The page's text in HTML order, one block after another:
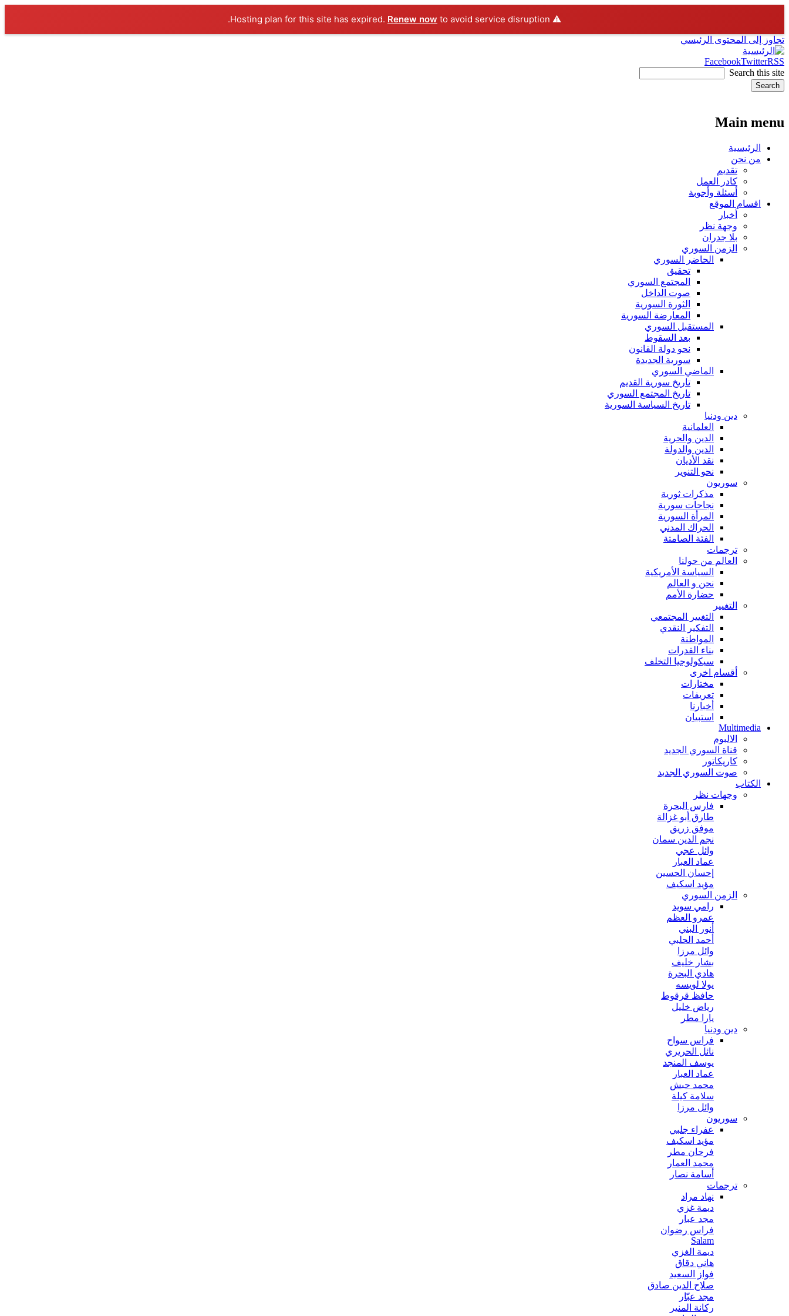
⚠️ Hosting plan for this site has expired.
Renew now to avoid service disruption.
تجاوز إلى المحتوى الرئيسي
FacebookTwitterRSS
Main menu
الرئيسية
من نحن
تقديم
كادر العمل
أسئلة وأجوبة
اقسام الموقع
أخبار
وجهة نظر
بلا جدران
الزمن السوري
الحاضر السوري
تحقيق
المجتمع السوري
صوت الداخل
الثورة السورية
المعارضة السورية
المستقبل السوري
بعد السقوط
نحو دولة القانون
سورية الجديدة
الماضي السوري
تاريخ سورية القديم
تاريخ المجتمع السوري
تاريخ السياسة السورية
دين ودنيا
العلمانية
الدين والحرية
الدين والدولة
نقد الأديان
نحو التنوير
سوريون
مذكرات ثورية
نجاحات سورية
المرأة السورية
الحراك المدني
الفئة الصامتة
ترجمات
العالم من حولنا
السياسة الأمريكية
نحن و العالم
حضارة الأمم
التغيير
التغيير المجتمعي
التفكير النقدي
المواطنة
بناء القدرات
سيكولوجيا التخلف
أقسام اخرى
مختارات
تعريفات
أخبارنا
استبيان
Multimedia
الالبوم
قناة السوري الجديد
كاريكاتور
صوت السوري الجديد
الكتاب
وجهات نظر
فارس البحرة
طارق أبو غزالة
موفق زريق
نجم الدين سمان
وائل عجي
عماد العبار
إحسان الحسين
مؤيد اسكيف
الزمن السوري
رامي سويد
عمرو العظم
أنور البني
أحمد الحلبي
وائل مرزا
بشار خليف
هادي البحرة
يولا لويسه
حافظ قرقوط
رياض خليل
يارا مطر
دين ودنيا
فراس سواح
نائل الحريري
يوسف المنجد
عماد العبار
محمد حبش
سلامة كيلة
وائل مرزا
سوريون
عفراء جلبي
مؤيد اسكيف
فرحان مطر
محمد العمار
أسامة نصار
ترجمات
نهاد مراد
ديمة غزي
مجد عبار
فراس رضوان
Salam
ديمة الغزي
هاني دقاق
فواز السعيد
صلاح الدين صادق
مجد عبّار
ركانة المنير